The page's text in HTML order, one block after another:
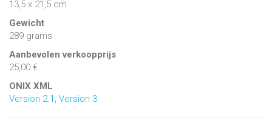
13,5 x 21,5 cm
Gewicht
289 grams
Aanbevolen verkoopprijs
25,00 €
ONIX XML
Version 2.1 Version 3